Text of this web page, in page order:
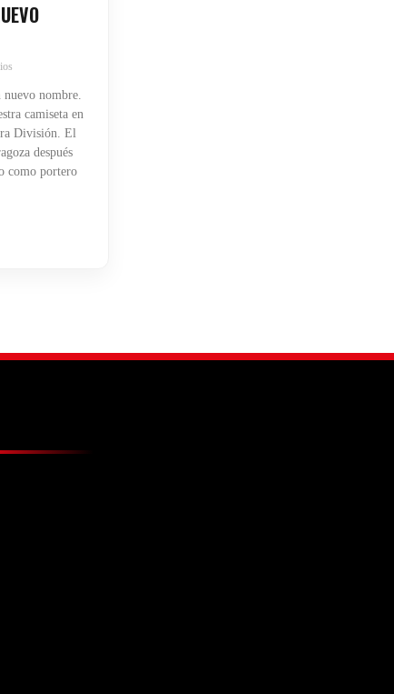
nombre.
camiseta en
División. El
después
como portero